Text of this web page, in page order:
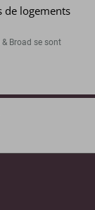
de logements
Broad se sont